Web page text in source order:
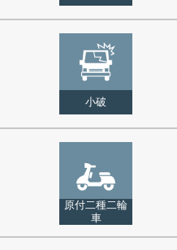
小破
原付二種二輪
車